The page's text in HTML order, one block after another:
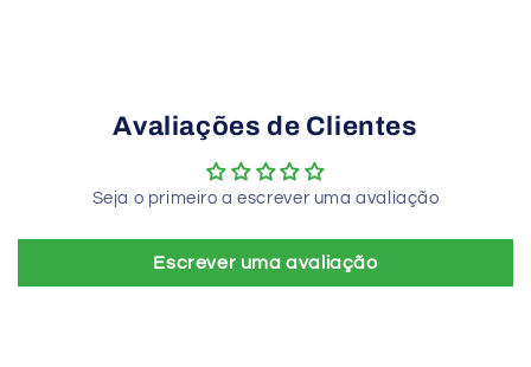
Avaliações de Clientes
Seja o primeiro a escrever uma avaliação
Escrever uma avaliação